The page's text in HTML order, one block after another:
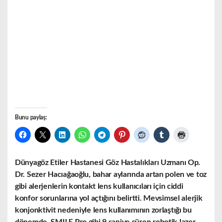
Bunu paylaş:
Dünyagöz Etiler Hastanesi Göz Hastalıkları Uzmanı Op.
Dr. Sezer Hacıağaoğlu, bahar aylarında artan polen ve toz
gibi alerjenlerin kontakt lens kullanıcıları için ciddi
konfor sorunlarına yol açtığını belirtti. Mevsimsel alerjik
konjonktivit nedeniyle lens kullanımının zorlaştığı bu